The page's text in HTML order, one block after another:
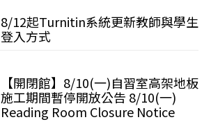
8/12起Turnitin系統更新教師與學生
登入方式
【開閉館】8/10(一)自習室高架地板
施工期間暫停開放公告 8/10(一)
Reading Room Closure Notice